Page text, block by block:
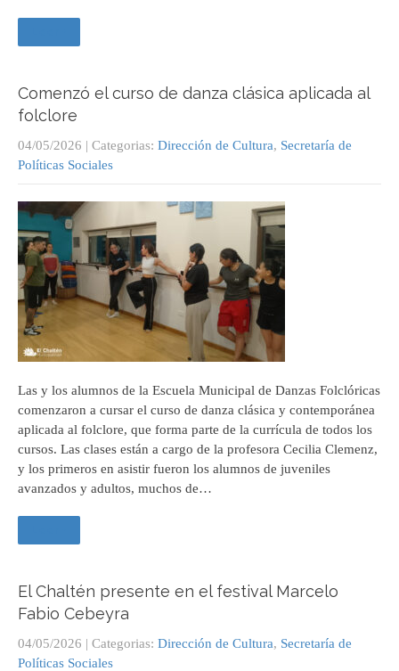
Comenzó el curso de danza clásica aplicada al
folclore
04/05/2026 | Categorias: Dirección de Cultura, Secretaría de
Políticas Sociales
Las y los alumnos de la Escuela Municipal de Danzas Folclóricas
comenzaron a cursar el curso de danza clásica y contemporánea
aplicada al folclore, que forma parte de la currícula de todos los
cursos. Las clases están a cargo de la profesora Cecilia Clemenz,
y los primeros en asistir fueron los alumnos de juveniles
avanzados y adultos, muchos de…
El Chaltén presente en el festival Marcelo
Fabio Cebeyra
04/05/2026 | Categorias: Dirección de Cultura, Secretaría de
Políticas Sociales